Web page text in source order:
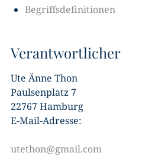
Begriffsdefinitionen
Verantwortlicher
Ute Änne Thon
Paulsenplatz 7
22767 Hamburg
E-Mail-Adresse:
utethon@gmail.com